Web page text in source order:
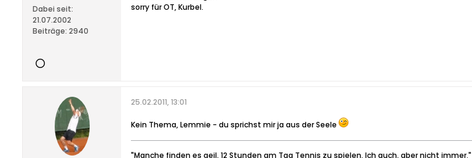
Dabei seit:
21.07.2002
Beiträge: 2940
sorry für OT, Kurbel.
25.02.2011, 13:01
Kein Thema, Lemmie - du sprichst mir ja aus der Seele
"Manche finden es geil, 12 Stunden am Tag Tennis zu spielen. Ich auch, aber nicht immer."